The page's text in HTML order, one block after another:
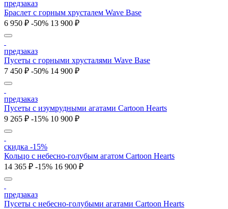
предзаказ
Браслет с горным хрусталем Wave Base
6 950 ₽ -50% 13 900 ₽
предзаказ
Пусеты с горными хрусталями Wave Base
7 450 ₽ -50% 14 900 ₽
предзаказ
Пусеты c изумрудными агатами Cartoon Hearts
9 265 ₽ -15% 10 900 ₽
скидка -15%
Кольцо c небесно-голубым агатом Cartoon Hearts
14 365 ₽ -15% 16 900 ₽
предзаказ
Пусеты c небесно-голубыми агатами Cartoon Hearts